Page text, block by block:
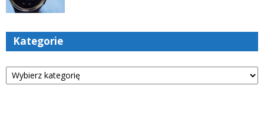
Kategorie
Kategorie